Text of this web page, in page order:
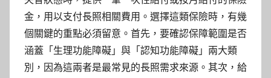
金，用以支付長照相關費用。選擇這類保險時，有幾
個關鍵的重點必須留意。首先，要確認保障範圍是否
涵蓋「生理功能障礙」與「認知功能障礙」兩大類
別，因為這兩者是最常見的長照需求來源。其次，給